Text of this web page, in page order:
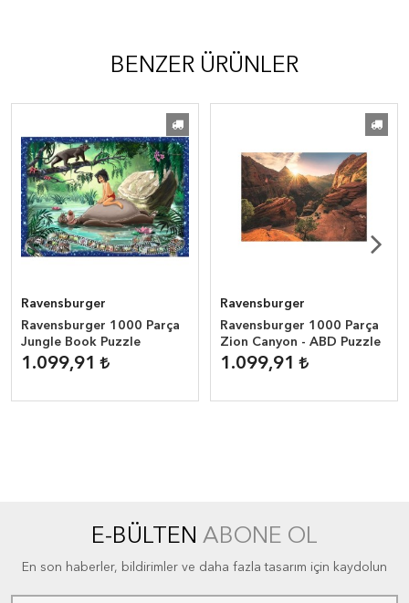
BENZER ÜRÜNLER
Ravensburger
Ravensburger 1000 Parça
Jungle Book Puzzle
1.099,91
Ravensburger
Ravensburger 1000 Parça
Zion Canyon - ABD Puzzle
1.099,91
E-BÜLTEN ABONE OL
En son haberler, bildirimler ve daha fazla tasarım için kaydolun